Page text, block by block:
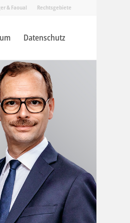
Rechtsgebiete
& Faoual
Datenschutz